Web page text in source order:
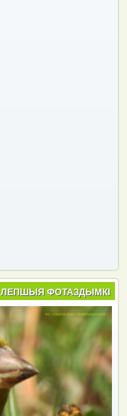
ЛЕПШЫЯ ФОТАЗДЫМКІ